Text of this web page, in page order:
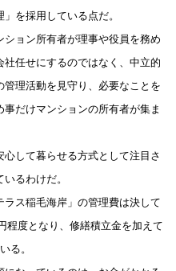
を採用している点だ。
ョン所有者が理事や役員を務め
任せにするのではなく、中立的
理活動を見守り、必要なことを
だけマンションの所有者が集ま
して暮らせる方式として注目さ
るわけだ。
ス稲毛海岸」の管理費は決して
程度となり、修繕積立金を加えて
る。